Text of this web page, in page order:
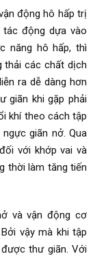
động hô hấp trị
động dựa vào
năng hô hấp, thì
thải các chất dịch
ra dễ dàng hơn
giãn khi gặp phải
khí theo cách tập
giãn nở. Qua
với khớp vai và
thời làm tăng tiến
và vận động cơ
vậy mà khi tập
thư giãn. Với